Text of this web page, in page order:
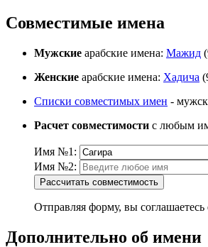
Совместимые имена
Мужские арабские имена: Мажид
Женские арабские имена: Хадича
Списки совместимых имен -
Расчет совместимости с любым
Имя №1:
Имя №2:
Рассчитать совместимость
Отправляя форму, вы соглашаетесь
Дополнительно об имени